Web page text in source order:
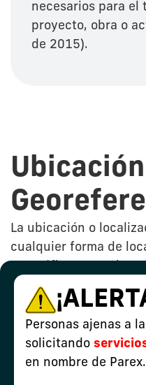
necesarios para el
proyecto, obra o
de 2015).
La ubicación o
cualquier forma de
manera grafica la
del bloque autorizado
para el desarrollo de
compañía en cada
Personas ajenas a
solicitando
en nombre de Parex.